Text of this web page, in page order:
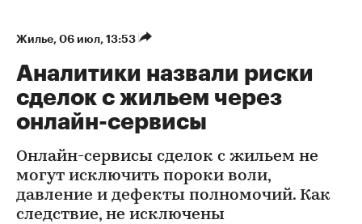
Жилье⁠, 06 июл, 13:53
Аналитики назвали риски
сделок с жильем через
онлайн-сервисы
Онлайн-сервисы сделок с жильем не
могут исключить пороки воли,
давление и дефекты полномочий. Как
следствие, не исключены